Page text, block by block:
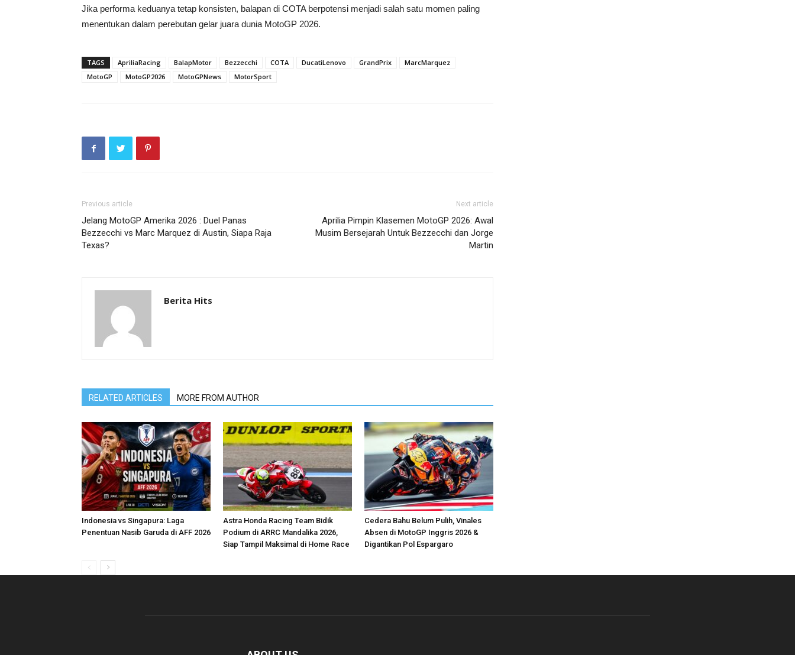
Jika performa keduanya tetap konsisten, balapan di COTA berpotensi menjadi salah satu momen paling
menentukan dalam perebutan gelar juara dunia MotoGP 2026.
TAGS ApriliaRacing BalapMotor Bezzecchi COTA DucatiLenovo GrandPrix
MarcMarquez
MotoGP
MotoGP2026 MotoGPNews MotorSport
Previous article
Jelang MotoGP Amerika 2026 : Duel Panas
Bezzecchi vs Marc Marquez di Austin, Siapa Raja
Texas?
Next article
Aprilia Pimpin Klasemen MotoGP 2026: Awal
Musim Bersejarah Untuk Bezzecchi dan Jorge
Martin
Berita Hits
RELATED ARTICLES MORE FROM AUTHOR
Indonesia vs Singapura: Laga
Penentuan Nasib Garuda di AFF 2026
Astra Honda Racing Team Bidik
Podium di ARRC Mandalika 2026,
Siap Tampil Maksimal di Home Race
Cedera Bahu Belum Pulih, Vinales
Absen di MotoGP Inggris 2026 &
Digantikan Pol Espargaro